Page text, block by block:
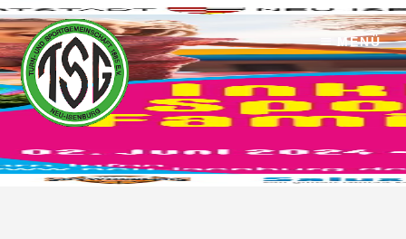
Skip
to
content
Skip
to
footer
MENÜ